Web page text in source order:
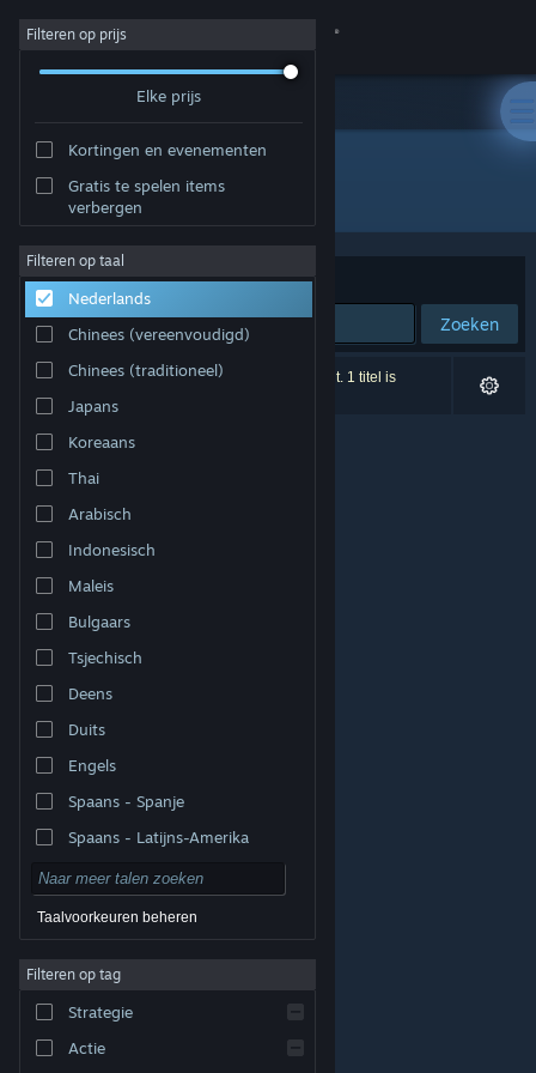
Inloggen
Community
Over
Ondersteuning
Taal wijzigen
Download de mobiele Steam-app
Desktopwebsite weergeven
© Valve Corporation. Alle rechten voorbehouden. Alle
handelsmerken zijn eigendom van hun respectieve
Privacybeleid|Juridische informatie
Toegankelijkheid
|
Terugbetalingen
Filteren op prijs
Elke prijs
Kortingen en evenementen
Gratis te spelen items
verbergen
Filteren op taal
Nederlands
Chinees (vereenvoudigd)
Chinees (traditioneel)
Japans
Koreaans
Thai
Arabisch
Indonesisch
Maleis
Bulgaars
Tsjechisch
Deens
Duits
Engels
Spaans - Spanje
Spaans - Latijns-Amerika
Taalvoorkeuren beheren
Filteren op tag
Strategie
Actie
Ontwikkelaar: CPU Dreams
Sorteren op Relevantie
Zoeken
0 resultaten komen overeen met je zoekopdracht. 1 titel is
uitgesloten op basis van je voorkeuren.